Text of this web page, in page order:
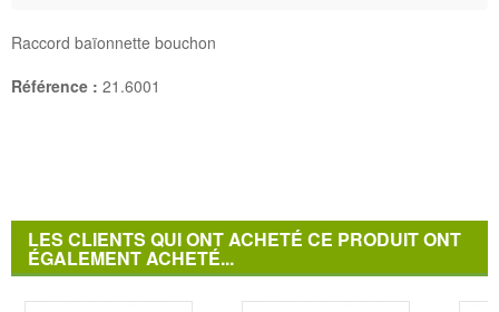
Raccord baïonnette bouchon
Référence : 21.6001
LES CLIENTS QUI ONT ACHETÉ CE PRODUIT ONT
ÉGALEMENT ACHETÉ...